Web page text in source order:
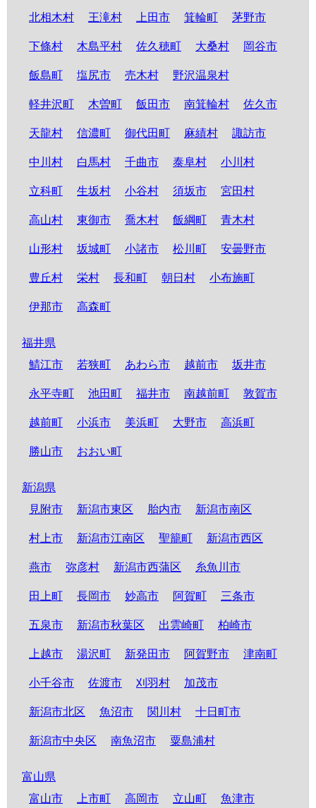
北相木村 王滝村 上田市 箕輪町 茅野市
下條村 木島平村 佐久穂町 大桑村 岡谷市
飯島町 塩尻市 売木村 野沢温泉村
軽井沢町 木曽町 飯田市 南箕輪村 佐久市
天龍村 信濃町 御代田町 麻績村 諏訪市
中川村 白馬村 千曲市 泰阜村 小川村
立科町 生坂村 小谷村 須坂市 宮田村
高山村 東御市 喬木村 飯綱町 青木村
山形村 坂城町 小諸市 松川町 安曇野市
豊丘村 栄村 長和町 朝日村 小布施町
伊那市 高森町
福井県
鯖江市
若狭町 あわら市 越前市 坂井市
永平寺町 池田町 福井市 南越前町 敦賀市
越前町 小浜市 美浜町 大野市 高浜町
勝山市 おおい町
新潟県
見附市
新潟市東区 胎内市 新潟市南区
村上市 新潟市江南区 聖籠町 新潟市西区
燕市 弥彦村 新潟市西蒲区 糸魚川市
田上町 長岡市 妙高市 阿賀町 三条市
五泉市 新潟市秋葉区 出雲崎町 柏崎市
上越市 湯沢町 新発田市 阿賀野市 津南町
小千谷市 佐渡市 刈羽村 加茂市
新潟市北区 魚沼市 関川村 十日町市
新潟市中央区 南魚沼市 粟島浦村
富山県
富山市
上市町 高岡市 立山町 魚津市